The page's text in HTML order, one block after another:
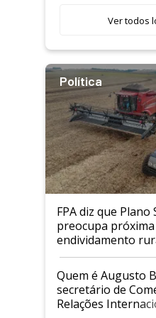
Ver todos
Política
FPA diz que
preocupa
endividamento
Quem é Augusto
secretário de
Relações